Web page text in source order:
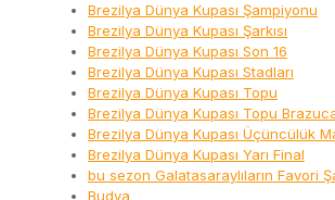
Brezilya Dünya Kupası Şampiyonu
Brezilya Dünya Kupası Şarkısı
Brezilya Dünya Kupası Son 16
Brezilya Dünya Kupası Stadları
Brezilya Dünya Kupası Topu
Brezilya Dünya Kupası Topu
Brezilya Dünya Kupası Üçüncülük
Brezilya Dünya Kupası Yarı Final
bu sezon Galatasaraylıların Favori
Budva